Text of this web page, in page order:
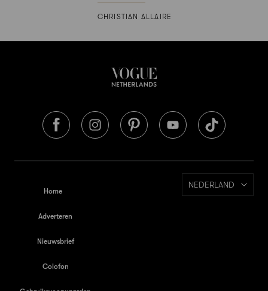
CHRISTIAN ALLAIRE
Home
Adverteren
Nieuwsbrief
Colofon
NEDERLAND